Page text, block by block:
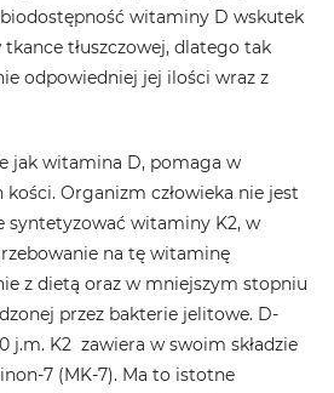
witaminy D wskutek
tłuszczowej, dlatego tak
odpowiedniej jej ilości wraz z
jak witamina D, pomaga w
Organizm człowieka nie jest
syntetyzować witaminy K2, w
na tę witaminę
z dietą oraz w mniejszym stopniu
przez bakterie jelitowe. D-
j.m. K2 zawiera w swoim składzie
7 (MK-7). Ma to istotne